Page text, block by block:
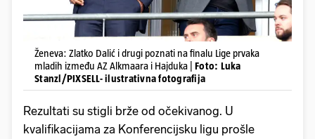
Ženeva: Zlatko Dalić i drugi poznati na finalu Lige prvaka
mladih između AZ Alkmaara i Hajduka | Foto: Luka
Stanzl/PIXSELL- ilustrativna fotografija
Rezultati su stigli brže od očekivanog. U
kvalifikacijama za Konferencijsku ligu prošle